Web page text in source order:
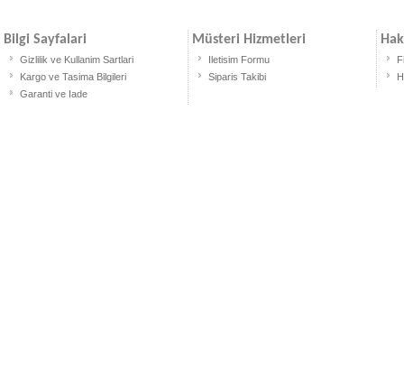
Bilgi Sayfalari
Gizlilik ve Kullanim Sartlari
Kargo ve Tasima Bilgileri
Garanti ve Iade
Müsteri Hizmetleri
Iletisim Formu
Siparis Takibi